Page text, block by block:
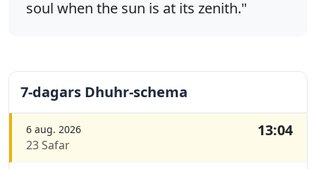
soul when the sun is at its zenith."
7-dagars Dhuhr-schema
6 aug. 2026
23 Safar
13:04